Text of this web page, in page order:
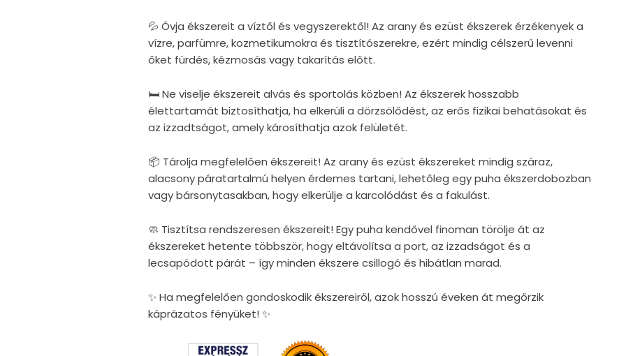
💦 Óvja ékszereit a víztől és vegyszerektől! Az arany és ezüst ékszerek érzékenyek a
vízre, parfümre, kozmetikumokra és tisztítószerekre, ezért mindig célszerű levenni
őket fürdés, kézmosás vagy takarítás előtt.
🛏 Ne viselje ékszereit alvás és sportolás közben! Az ékszerek hosszabb
élettartamát biztosíthatja, ha elkerüli a dörzsölődést, az erős fizikai behatásokat és
az izzadtságot, amely károsíthatja azok felületét.
📦 Tárolja megfelelően ékszereit! Az arany és ezüst ékszereket mindig száraz,
alacsony páratartalmú helyen érdemes tartani, lehetőleg egy puha ékszerdobozban
vagy bársonytasakban, hogy elkerülje a karcolódást és a fakulást.
🧼 Tisztítsa rendszeresen ékszereit! Egy puha kendővel finoman törölje át az
ékszereket hetente többször, hogy eltávolítsa a port, az izzadságot és a
lecsapódott párát – így minden ékszere csillogó és hibátlan marad.
✨ Ha megfelelően gondoskodik ékszereiről, azok hosszú éveken át megőrzik
káprázatos fényüket! ✨